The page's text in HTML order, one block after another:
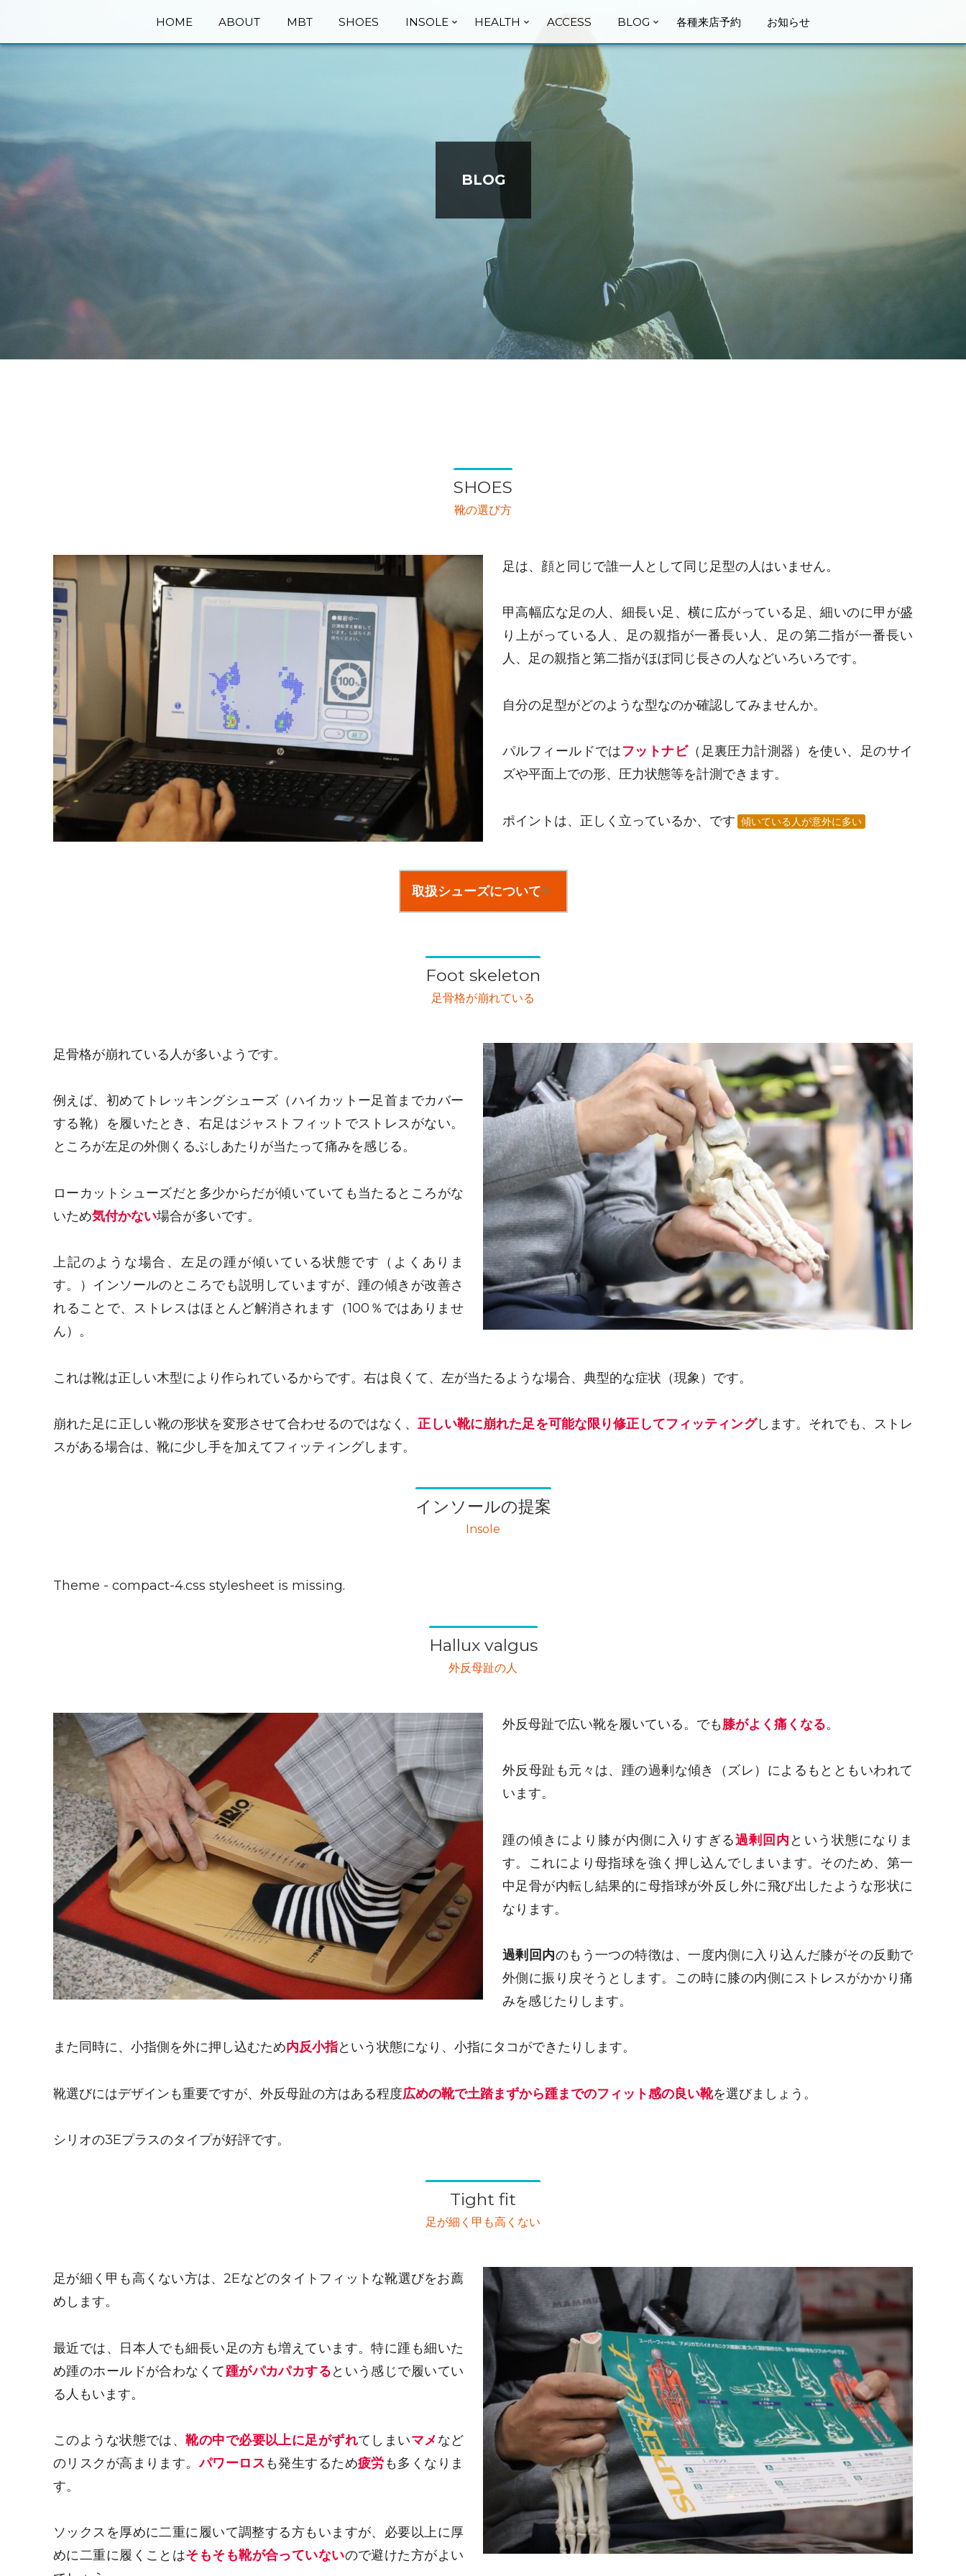
HOME ABOUT MBT SHOES INSOLE HEALTH ACCESS BLOG 各種来店予約 お知らせ
BLOG
SHOES
靴の選び方
足は、顔と同じで誰一人として同じ足型の人はいません。
甲高幅広な足の人、細長い足、横に広がっている足、細いのに甲が盛
り上がっている人、足の親指が一番長い人、足の第二指が一番長い
人、足の親指と第二指がほぼ同じ長さの人などいろいろです。
自分の足型がどのような型なのか確認してみませんか。
パルフィールドではフットナビ（足裏圧力計測器）を使い、足のサイ
ズや平面上での形、圧力状態等を計測できます。
ポイントは、正しく立っているか、です 傾いている人が意外に多い
取扱シューズについて
Foot skeleton
足骨格が崩れている
足骨格が崩れている人が多いようです。
例えば、初めてトレッキングシューズ（ハイカットー足首までカバー
する靴）を履いたとき、右足はジャストフィットでストレスがない。
ところが左足の外側くるぶしあたりが当たって痛みを感じる。
ローカットシューズだと多少からだが傾いていても当たるところがな
いため気付かない場合が多いです。
上記のような場合、左足の踵が傾いている状態です（よくありま
す。）インソールのところでも説明していますが、踵の傾きが改善さ
れることで、ストレスはほとんど解消されます（100％ではありませ
ん）。
これは靴は正しい木型により作られているからです。右は良くて、左が当たるような場合、典型的な症状（現象）です。
崩れた足に正しい靴の形状を変形させて合わせるのではなく、正しい靴に崩れた足を可能な限り修正してフィッティングします。それでも、ストレ
スがある場合は、靴に少し手を加えてフィッティングします。
インソールの提案
Insole
Theme - compact-4.css stylesheet is missing.
Hallux valgus
外反母趾の人
外反母趾で広い靴を履いている。でも膝がよく痛くなる。
外反母趾も元々は、踵の過剰な傾き（ズレ）によるもとともいわれて
います。
踵の傾きにより膝が内側に入りすぎる過剰回内 という状態になりま
す。これにより母指球を強く押し込んでしまいます。そのため、第一
中足骨が内転し結果的に母指球が外反し外に飛び出したような形状に
なります。
過剰回内のもう一つの特徴は、一度内側に入り込んだ膝がその反動で
外側に振り戻そうとします。この時に膝の内側にストレスがかかり痛
みを感じたりします。
また同時に、小指側を外に押し込むため内反小指という状態になり、小指にタコができたりします。
靴選びにはデザインも重要ですが、外反母趾の方はある程度広めの靴で土踏まずから踵までのフィット感の良い靴を選びましょう。
シリオの3Eプラスのタイプが好評です。
Tight fit
足が細く甲も高くない
足が細く甲も高くない方は、2Eなどのタイトフィットな靴選びをお薦
めします。
最近では、日本人でも細長い足の方も増えています。特に踵も細いた
め踵のホールドが合わなくて踵がパカパカするという感じで履いてい
る人もいます。
このような状態では、靴の中で必要以上に足がずれてしまいマメなど
のリスクが高まります。パワーロスも発生するため疲労も多くなりま
す。
ソックスを厚めに二重に履いて調整する方もいますが、必要以上に厚
めに二重に履くことはそもそも靴が合っていないので避けた方がよい